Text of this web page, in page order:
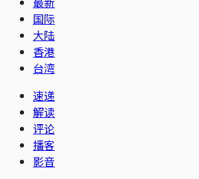
国际
大陆
香港
台湾
速递
解读
评论
播客
影音